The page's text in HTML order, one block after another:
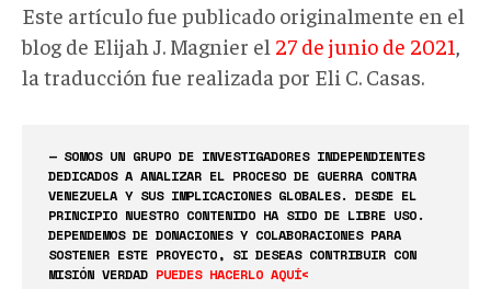
Este artículo fue publicado originalmente en el
blog de Elijah J. Magnier el 27 de junio de 2021,
la traducción fue realizada por Eli C. Casas.
— SOMOS UN GRUPO DE INVESTIGADORES INDEPENDIENTES
DEDICADOS A ANALIZAR EL PROCESO DE GUERRA CONTRA
VENEZUELA Y SUS IMPLICACIONES GLOBALES. DESDE EL
PRINCIPIO NUESTRO CONTENIDO HA SIDO DE LIBRE USO.
DEPENDEMOS DE DONACIONES Y COLABORACIONES PARA
SOSTENER ESTE PROYECTO, SI DESEAS CONTRIBUIR CON
MISIÓN VERDAD PUEDES HACERLO AQUÍ<